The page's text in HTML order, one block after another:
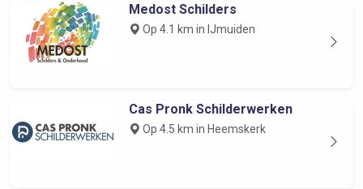
Medost Schilders
Op 4.1 km in IJmuiden
Cas Pronk Schilderwerken
Op 4.5 km in Heemskerk